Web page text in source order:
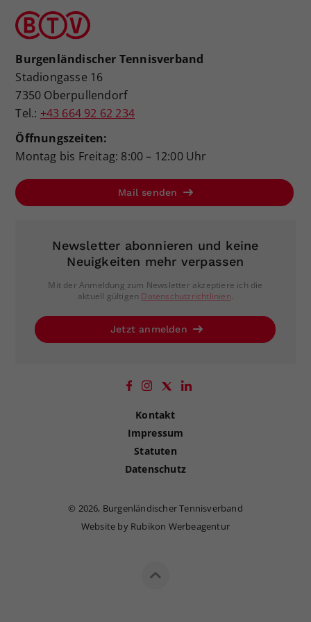
Burgenländischer Tennisverband
Stadiongasse 16
7350 Oberpullendorf
Tel.: +43 664 92 62 234
Öffnungszeiten:
Montag bis Freitag: 8:00 – 12:00 Uhr
Mail senden
Newsletter abonnieren und keine
Neuigkeiten mehr verpassen
Mit der Anmeldung zum Newsletter akzeptiere ich die
aktuell gültigen Datenschutzrichtlinien.
Jetzt anmelden
Kontakt
Impressum
Statuten
Datenschutz
© 2026, Burgenländischer Tennisverband
Website by Rubikon Werbeagentur